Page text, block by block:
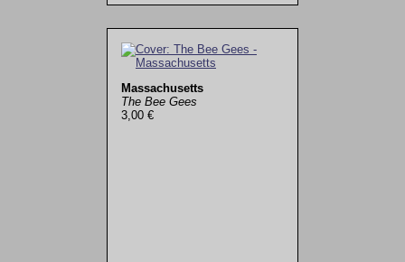
Massachusetts
The Bee Gees
3,00 €